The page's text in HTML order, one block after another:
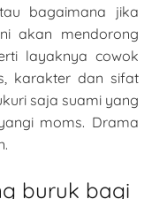
bagaimana jika
akan mendorong
layaknya cowok
karakter dan sifat
saja suami yang
moms. Drama
buruk bagi